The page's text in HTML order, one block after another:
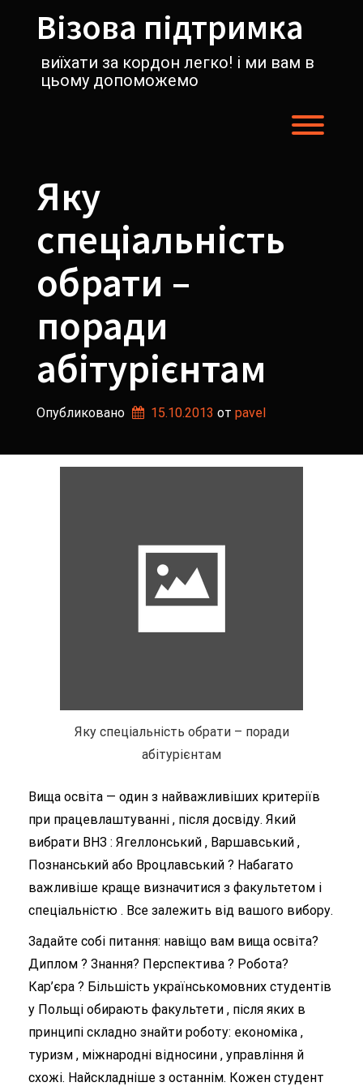
содержимомуВізова підтримка
виїхати за кордон легко! і ми вам в
цьому допоможемо
Яку
спеціальність
обрати –
поради
абітурієнтам
Опубликовано 15.10.2013 от pavel
Яку спеціальність обрати – поради
абітурієнтам
Вища освіта — один з найважливіших критеріїв
при працевлаштуванні , після досвіду. Який
вибрати ВНЗ : Ягеллонський , Варшавський ,
Познанський або Вроцлавський ? Набагато
важливіше краще визначитися з факультетом і
спеціальністю . Все залежить від вашого вибору.
Задайте собі питання: навіщо вам вища освіта?
Диплом ? Знання? Перспектива ? Робота?
Кар’єра ? Більшість українськомовних студентів
у Польщі обирають факультети , після яких в
принципі складно знайти роботу: економіка ,
туризм , міжнародні відносини , управління й
схожі. Найскладніше з останнім. Кожен студент